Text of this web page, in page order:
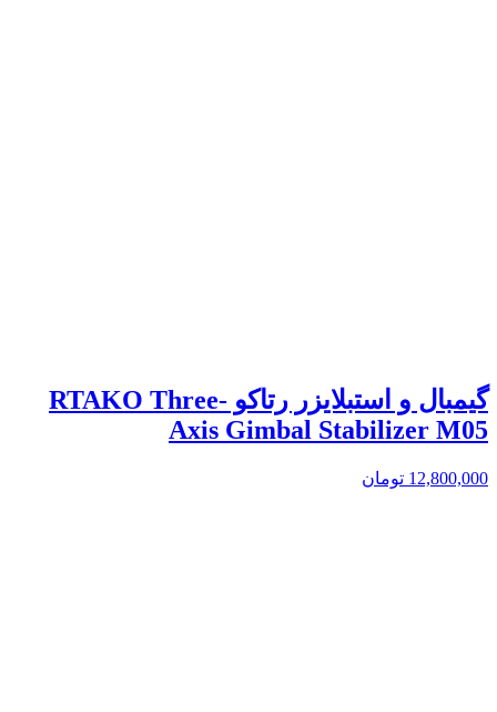
گیمبال و استبلایزر رتاکو RTAKO Three-
Axis Gimbal Stabilizer M05
12,800,000 تومان